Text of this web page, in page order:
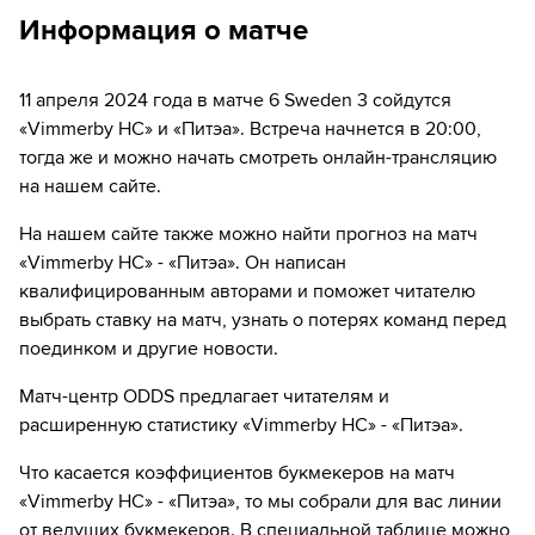
Информация о матче
11 апреля 2024 года в матче 6 Sweden 3 сойдутся
«Vimmerby HC» и «Питэa». Встреча начнется в 20:00,
тогда же и можно начать смотреть онлайн-трансляцию
на нашем сайте.
На нашем сайте также можно найти прогноз на матч
«Vimmerby HC» - «Питэa». Он написан
квалифицированным авторами и поможет читателю
выбрать ставку на матч, узнать о потерях команд перед
поединком и другие новости.
Матч-центр ODDS предлагает читателям и
расширенную статистику «Vimmerby HC» - «Питэa».
Что касается коэффициентов букмекеров на матч
«Vimmerby HC» - «Питэa», то мы собрали для вас линии
от ведущих букмекеров. В специальной таблице можно